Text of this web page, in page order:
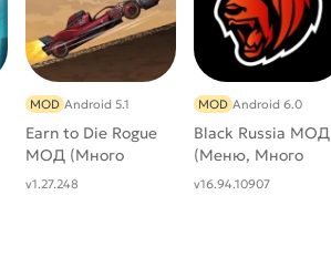
Earn to Die Rogue
МОД (Много
денег)
MOD Android 5.1
v1.27.248
Black Russia МОД
(Меню, Много
денег, патронов)
MOD Android 6.0
v16.94.10907